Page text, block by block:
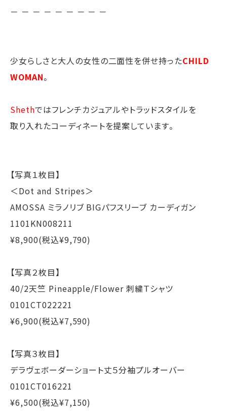
－ － － － － － － － －
少女らしさと大人の女性の二面性を併せ持ったCHILD
WOMAN。
Shethではフレンチカジュアルやトラッドスタイルを
取り入れたコーディネートを提案しています。
【写真１枚目】
＜Dot and Stripes＞
AMOSSA ミラノリブ BIGパフスリーブ カーディガン
1101KN008211
¥8,900(税込¥9,790)
【写真２枚目】
40/2天竺 Pineapple/Flower 刺繍Ｔシャツ
0101CT022221
¥6,900(税込¥7,590)
【写真３枚目】
デラヴェボーダーショート丈５分袖プルオーバー
0101CT016221
¥6,500(税込¥7,150)